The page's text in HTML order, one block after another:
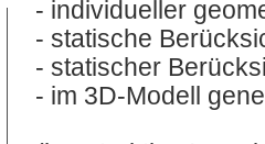
- individueller
- statische
- statischer
- im 3D-Modell